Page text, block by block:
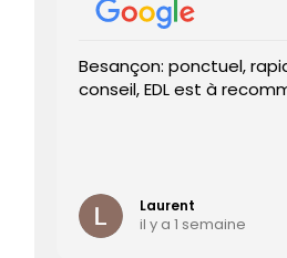
Besançon: ponctuel,
conseil, EDL est à
Laurent
il y a 1 semaine